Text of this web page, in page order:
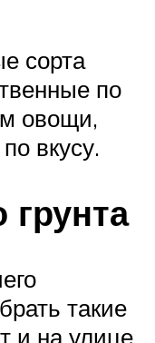
сорта
по
овощи,
вкусу.
грунта
такие
и на улице.